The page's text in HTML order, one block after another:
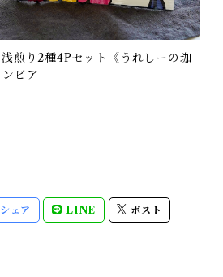
浅煎り2種4Pセット《うれしーの珈
ビア
シェア LINE ポスト